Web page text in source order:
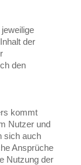
der
den
kommt
Nutzer und
sich auch
Ansprüche
Nutzung der